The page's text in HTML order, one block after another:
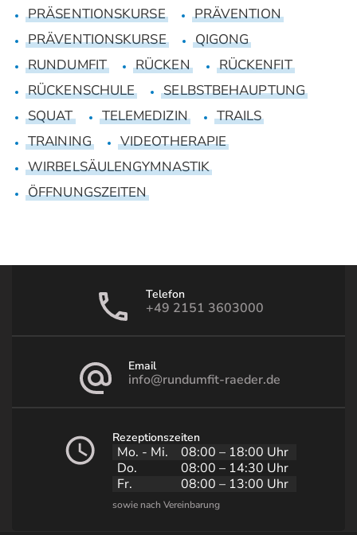
PRÄSENTIONSKURSE
PRÄVENTION
PRÄVENTIONSKURSE
QIGONG
RUNDUMFIT
RÜCKEN
RÜCKENFIT
RÜCKENSCHULE
SELBSTBEHAUPTUNG
SQUAT
TELEMEDIZIN
TRAILS
TRAINING
VIDEOTHERAPIE
WIRBELSÄULENGYMNASTIK
ÖFFNUNGSZEITEN
Telefon
+49 2151 3603000
Email
info@rundumfit-raeder.de
Rezeptionszeiten
Mo. - Mi.
08:00 – 18:00 Uhr
Do.
08:00 – 14:30 Uhr
Fr.
08:00 – 13:00 Uhr